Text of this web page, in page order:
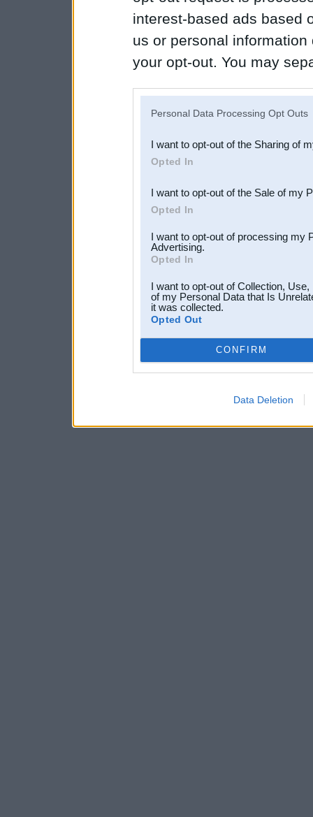
interest-based ads based
us or personal
your opt-out. You may
Downstream Participants
third parties.
Personal Data Processing Opt Outs
I want to opt-out of the Sharing of
Opted In
I want to opt-out of the Sale of my
Opted In
I want to opt-out of processing my
Advertising.
Opted In
I want to opt-out of Collection,
of my Personal Data that Is
it was collected.
Opted Out
CONFIRM
Data Deletion